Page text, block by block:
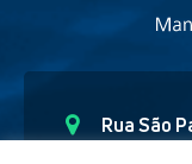
Rua São
Curitiba –